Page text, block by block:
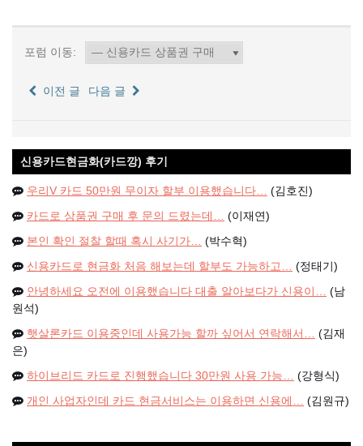
포럼 이동:
이전 글 다음 글
신용카드현금화(카드깡) 후기
우리V 카드 50만원 무이자 할부 이용했습니다… (김호진)
카드로 상품권 구매 후 문의 드렸는데… (이재연)
본인 확인 절찰 할때 혹시 사기가… (박수혁)
신용카드로 현금화 처음 해보는데 할부도 가능하고… (정태기)
안녕하세요 오전에 이용했습니다 대출 알아보다가 신용이… (남
원석)
햇살론카드 이용중인데 사용가능 할까 싶어서 연락해서… (김재
은)
하이브리드 카드로 진행했습니다 30만원 사용 가능… (강형식)
개인 사업자인데 카드 현금서비스는 이용하면 신용에… (김원규)